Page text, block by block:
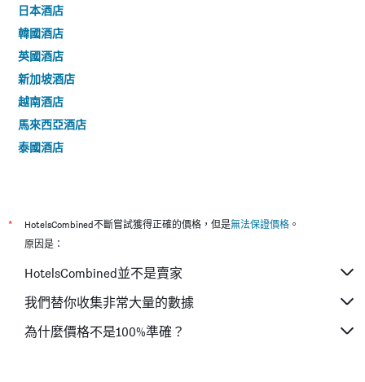
日本酒店
韓國酒店
英國酒店
新加坡酒店
越南酒店
馬來西亞酒店
泰國酒店
* HotelsCombined不斷嘗試獲得正確的價格，但是無法保證價格 。
原因是：
HotelsCombined並不是賣家
我們替你收集非常大量的數據
為什麼價格不是100%準確？